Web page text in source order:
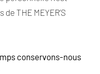
THE MEYER’S
conservons-nous